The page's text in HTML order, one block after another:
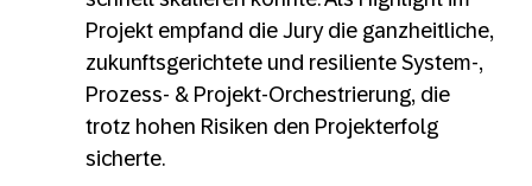
Projekt empfand die Jury die ganzheitliche,
zukunftsgerichtete und resiliente System-,
Prozess- & Projekt-Orchestrierung, die
trotz hohen Risiken den Projekterfolg
sicherte.